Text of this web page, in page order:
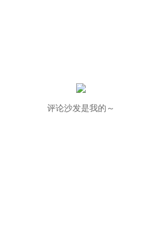
评论沙发是我的～